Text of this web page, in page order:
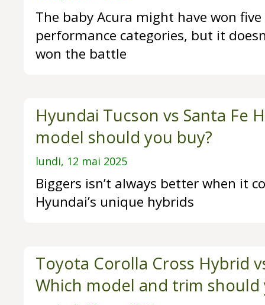
The baby Acura might have won
performance categories, but it
won the battle
Hyundai Tucson vs Santa Fe
model should you buy?
lundi, 12 mai 2025
Biggers isn’t always better when it
Hyundai’s unique hybrids
Toyota Corolla Cross Hybrid
Which model and trim should